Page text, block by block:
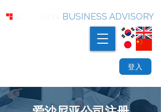
BUSINESS ADVISORY
登入